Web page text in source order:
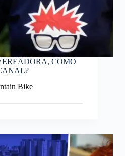
COMO
Bike